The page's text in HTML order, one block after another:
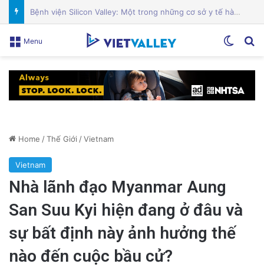
Sự Kiện Livestream Gây Chấn Động: 3 Triệu Người Theo Dõi Nguyễn Phương Hằng Tại Việt Nam!
Menu
Home /Thế Giới /Vietnam
Vietnam
Nhà lãnh đạo Myanmar Aung
San Suu Kyi hiện đang ở đâu và
sự bất định này ảnh hưởng thế
nào đến cuộc bầu cử?